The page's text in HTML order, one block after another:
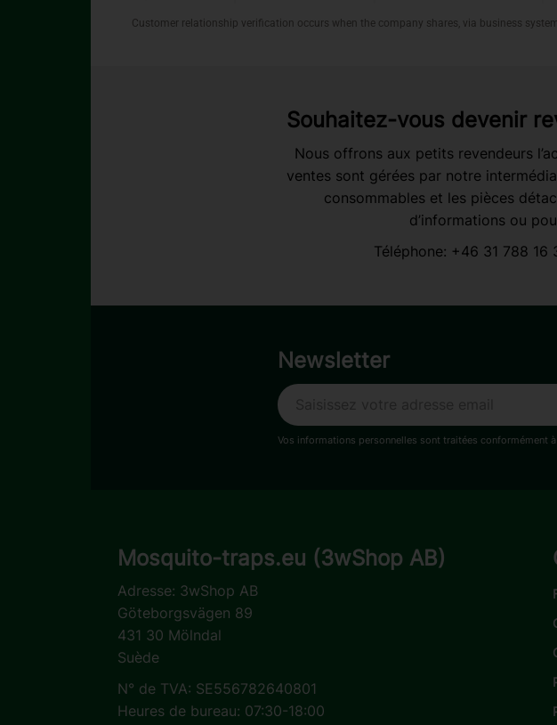
Souhaitez-vous devenir
Nous offrons aux petits revendeurs
ventes sont gérées par notre
consommables et les pièces
d’informations ou
Téléphone: +46 31 788 16
Newsletter
Vos informations personnelles sont traitées conformément
Mosquito-traps.eu (3wShop AB)
Adresse: 3wShop AB
Göteborgsvägen 89
431 30 Mölndal
Suède
N° de TVA: SE556782640801
Heures de bureau: 07:30-18:00